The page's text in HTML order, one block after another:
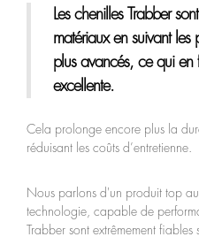
Les chenilles Trabber
matériaux en suivant les
plus avancés, ce qui en
excellente.
Cela prolonge encore plus la
réduisant les coûts d’entretienne.
Nous parlons d'un produit top
technologie, capable de
Trabber sont extrêmement